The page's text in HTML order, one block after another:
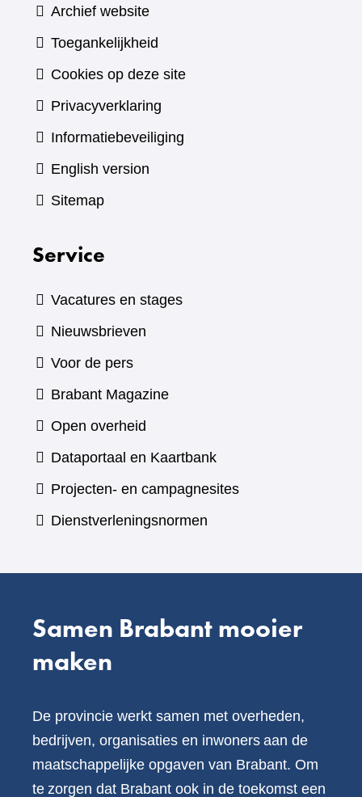
Archief website
Toegankelijkheid
Cookies op deze site
Privacyverklaring
Informatiebeveiliging
English version
Sitemap
Service
Vacatures en stages
Nieuwsbrieven
Voor de pers
Brabant Magazine(verwijst
andere
website)
Open overheid
Dataportaal en Kaartbank(verwijst
naar
Projecten- en campagnesites
Dienstverleningsnormen
Samen Brabant mooier
maken
De provincie werkt samen met overheden,
bedrijven, organisaties en inwoners aan de
maatschappelijke opgaven van Brabant. Om
te zorgen dat Brabant ook in de toekomst een